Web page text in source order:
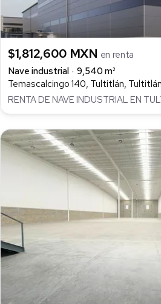
$1,812,600 MXN en renta
Nave industrial
9,540 m²
Temascalcingo 140, Tultitlán, Tultitlán
RENTA DE NAVE INDUSTRIAL EN